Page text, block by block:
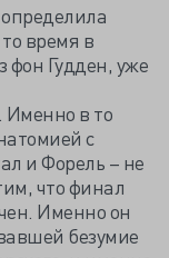
определила
время в
Гудден, уже
Именно в то
с
и Форель – не
что финал
Именно он
безумие